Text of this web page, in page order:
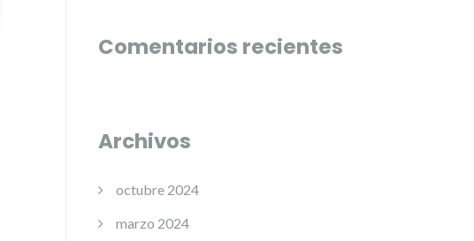
Comentarios recientes
Archivos
octubre 2024
marzo 2024